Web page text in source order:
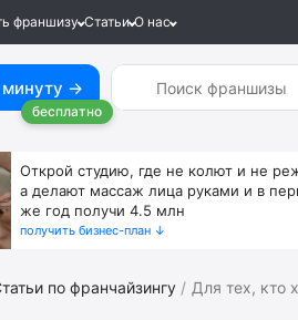
франшизу Статьи О нас
минуту →
бесплатно
Открой студию, где не колют и не
а делают массаж лица руками и в
же год получи 4.5 млн
получить бизнес-план ↓
по франчайзингу Для тех, кто